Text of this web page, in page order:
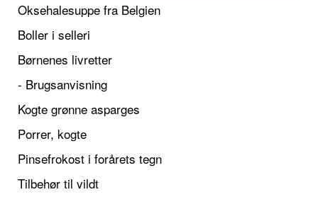
Oksehalesuppe fra Belgien
Boller i selleri
Børnenes livretter
- Brugsanvisning
Kogte grønne asparges
Porrer, kogte
Pinsefrokost i forårets tegn
Tilbehør til vildt